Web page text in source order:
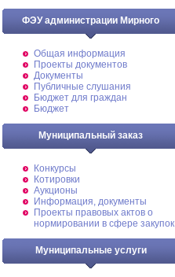
ФЭУ администрации Мирного
Общая информация
Проекты документов
Документы
Публичные слушания
Бюджет для граждан
Бюджет
Муниципальный заказ
Конкурсы
Котировки
Аукционы
Информация, документы
Проекты правовых актов о
нормировании в сфере закупок
Муниципальные услуги